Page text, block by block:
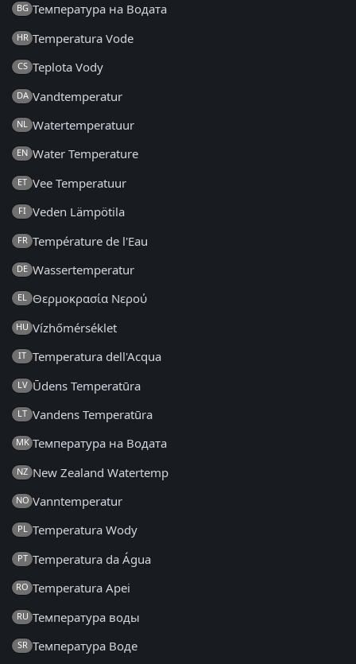
BG Температура на Водата
HR Temperatura Vode
CS Teplota Vody
DA Vandtemperatur
NL Watertemperatuur
EN Water Temperature
ET Vee Temperatuur
FI Veden Lämpötila
FR Température de l'Eau
DE Wassertemperatur
EL Θερμοκρασία Νερού
HU Vízhőmérséklet
IT Temperatura dell'Acqua
LV Ūdens Temperatūra
LT Vandens Temperatūra
MK Температура на Водата
NZ New Zealand Watertemp
NO Vanntemperatur
PL Temperatura Wody
PT Temperatura da Água
RO Temperatura Apei
RU Температура воды
SR Температура Воде